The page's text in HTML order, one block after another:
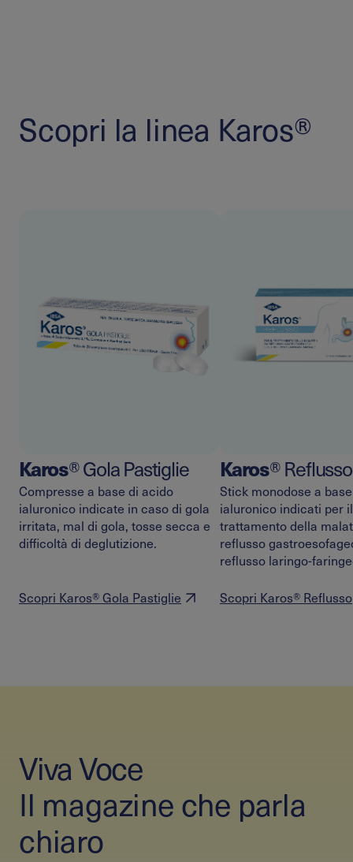
Scopri la linea Karos®
Karos® Gola Pastiglie
Compresse a base di acido
ialuronico indicate in caso di gola
irritata, mal di gola, tosse secca e
difficoltà di deglutizione.
Scopri Karos® Gola Pastiglie
Karos® Reflusso
Stick monodose a
ialuronico indicati per il
trattamento della
reflusso
reflusso laringo-
Scopri Karos® Reflusso
Viva Voce
Il magazine che parla
chiaro